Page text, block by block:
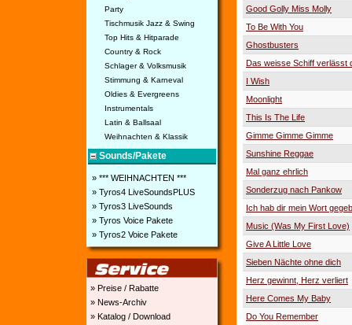
Party
Tischmusik Jazz & Swing
Top Hits & Hitparade
Country & Rock
Schlager & Volksmusik
Stimmung & Karneval
Oldies & Evergreens
Instrumentals
Latin & Ballsaal
Weihnachten & Klassik
Sounds/Pakete
» *** WEIHNACHTEN ***
» Tyros4 LiveSoundsPLUS
» Tyros3 LiveSounds
» Tyros Voice Pakete
» Tyros2 Voice Pakete
» Preise / Rabatte
» News-Archiv
» Katalog / Download
Good Golly Miss Molly
To Be With You
Ghostbusters
Das weisse Schiff verlässt
I Wish
Moonlight
This Is The Life
Gimme Gimme Gimme
Sunshine Reggae
Mal ganz ehrlich
Sonderzug nach Pankow
Ich hab dir mein Wort
Music (Was My First Love)
Give A Little Love
Sieben Nächte ohne dich
Herz gewinnt, Herz verliert
Here Comes My Baby
Do You Remember